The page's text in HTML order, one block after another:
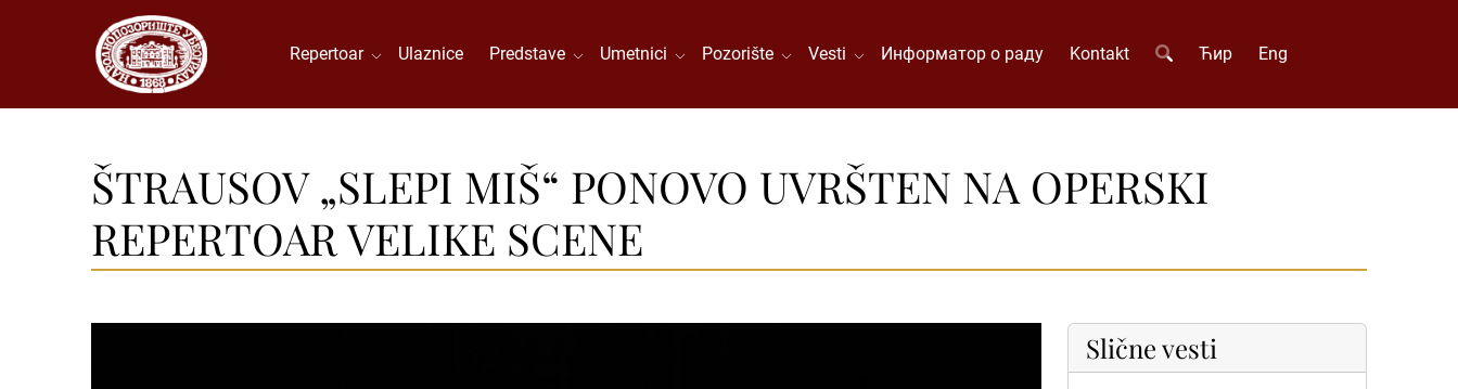
Repertoar Ulaznice Predstave Umetnici Pozorište Vesti Информатор о раду Kontakt Ћир Eng
ŠTRAUSOV „SLEPI MIŠ“ PONOVO UVRŠTEN NA OPERSKI
REPERTOAR VELIKE SCENE
Slične vesti